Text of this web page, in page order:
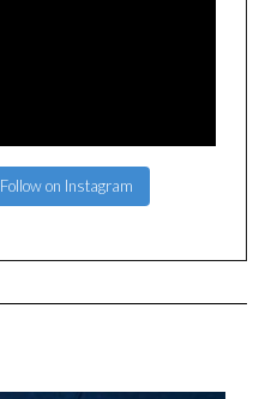
Follow on Instagram